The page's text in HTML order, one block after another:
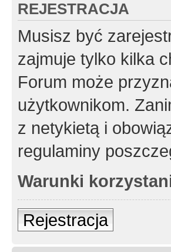
REJESTRACJA
Musisz być
zajmuje tylko kilka
Forum może
użytkownikom.
z netykietą i
regulaminy
Warunki
Rejestracja